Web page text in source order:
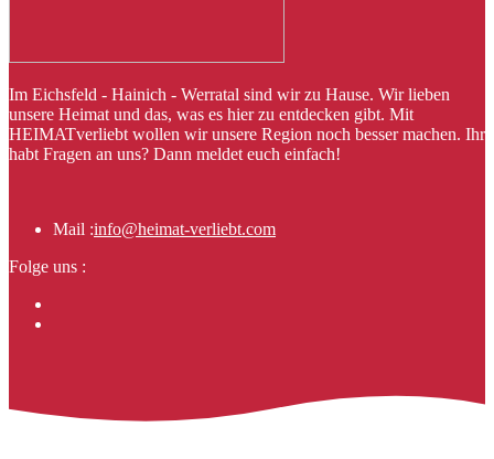
Im Eichsfeld - Hainich - Werratal sind wir zu Hause. Wir lieben
unsere Heimat und das, was es hier zu entdecken gibt. Mit
HEIMATverliebt wollen wir unsere Region noch besser machen. Ihr
habt Fragen an uns? Dann meldet euch einfach!
Mail :info@heimat-verliebt.com
Folge uns :